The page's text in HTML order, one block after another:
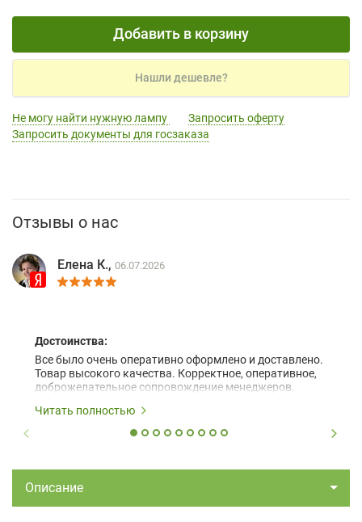
Добавить в корзину
Нашли дешевле?
Не могу найти нужную лампу
Запросить оферту
Запросить документы для госзаказа
Отзывы о нас
Елена К., 06.07.2026
Достоинства:
Все было очень оперативно оформлено и доставлено.
Товар высокого качества. Корректное, оперативное,
доброжелательное сопровождение менеджеров.
Читать полностью
Описание